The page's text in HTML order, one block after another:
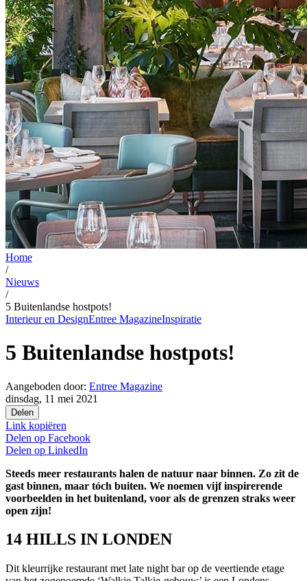
Home
/
Nieuws
/
5 Buitenlandse hostpots!
Interieur en DesignEntree MagazineInspiratie
5 Buitenlandse hostpots!
Aangeboden door: Entree Magazine
dinsdag, 11 mei 2021
Delen
Link kopiëren
Delen op Facebook
Delen op LinkedIn
Steeds meer restaurants halen de natuur naar binnen. Zo zit de
gast binnen, maar tóch buiten. We noemen vijf inspirerende
voorbeelden in het buitenland, voor als de grenzen straks weer
open zijn!
14 HILLS IN LONDEN
Dit kleurrijke restaurant met late night bar op de veertiende etage